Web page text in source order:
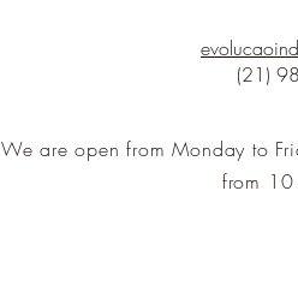
(21)
We are open from Monday to
from